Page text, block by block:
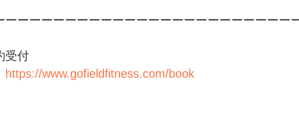
ーーーーーーーーーーーーーーーーーーーーーーーー
受付
https://www.gofieldfitness.com/book